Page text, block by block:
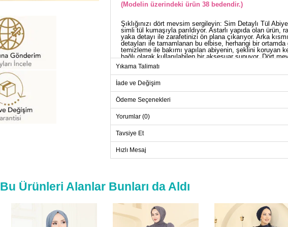
(Modelin üzerindeki ürün 38 bedendir.)
Şıklığınızı dört mevsim sergileyin: Sim Detaylı Tül
simli tül kumaşıyla parıldıyor. Astarlı yapıda olan ürün,
yaka detayı ile zarafetinizi ön plana çıkarıyor. Arka
detayları ile tamamlanan bu elbise, herhangi bir ortamda
temizleme ile bakımı yapılan abiyenin, şeklini koruyan
bağlı olarak kullanılabilen bir aksesuar sunuyor. Dört
yanınızda!
ABİYE BEDEN
Beden
Göğüs
38
44
104
Yıkama Talimatı
İade ve Değişim
Ödeme Seçenekleri
Yorumlar (0)
Tavsiye Et
Hızlı Mesaj
Bu Ürünleri Alanlar Bunları da Aldı